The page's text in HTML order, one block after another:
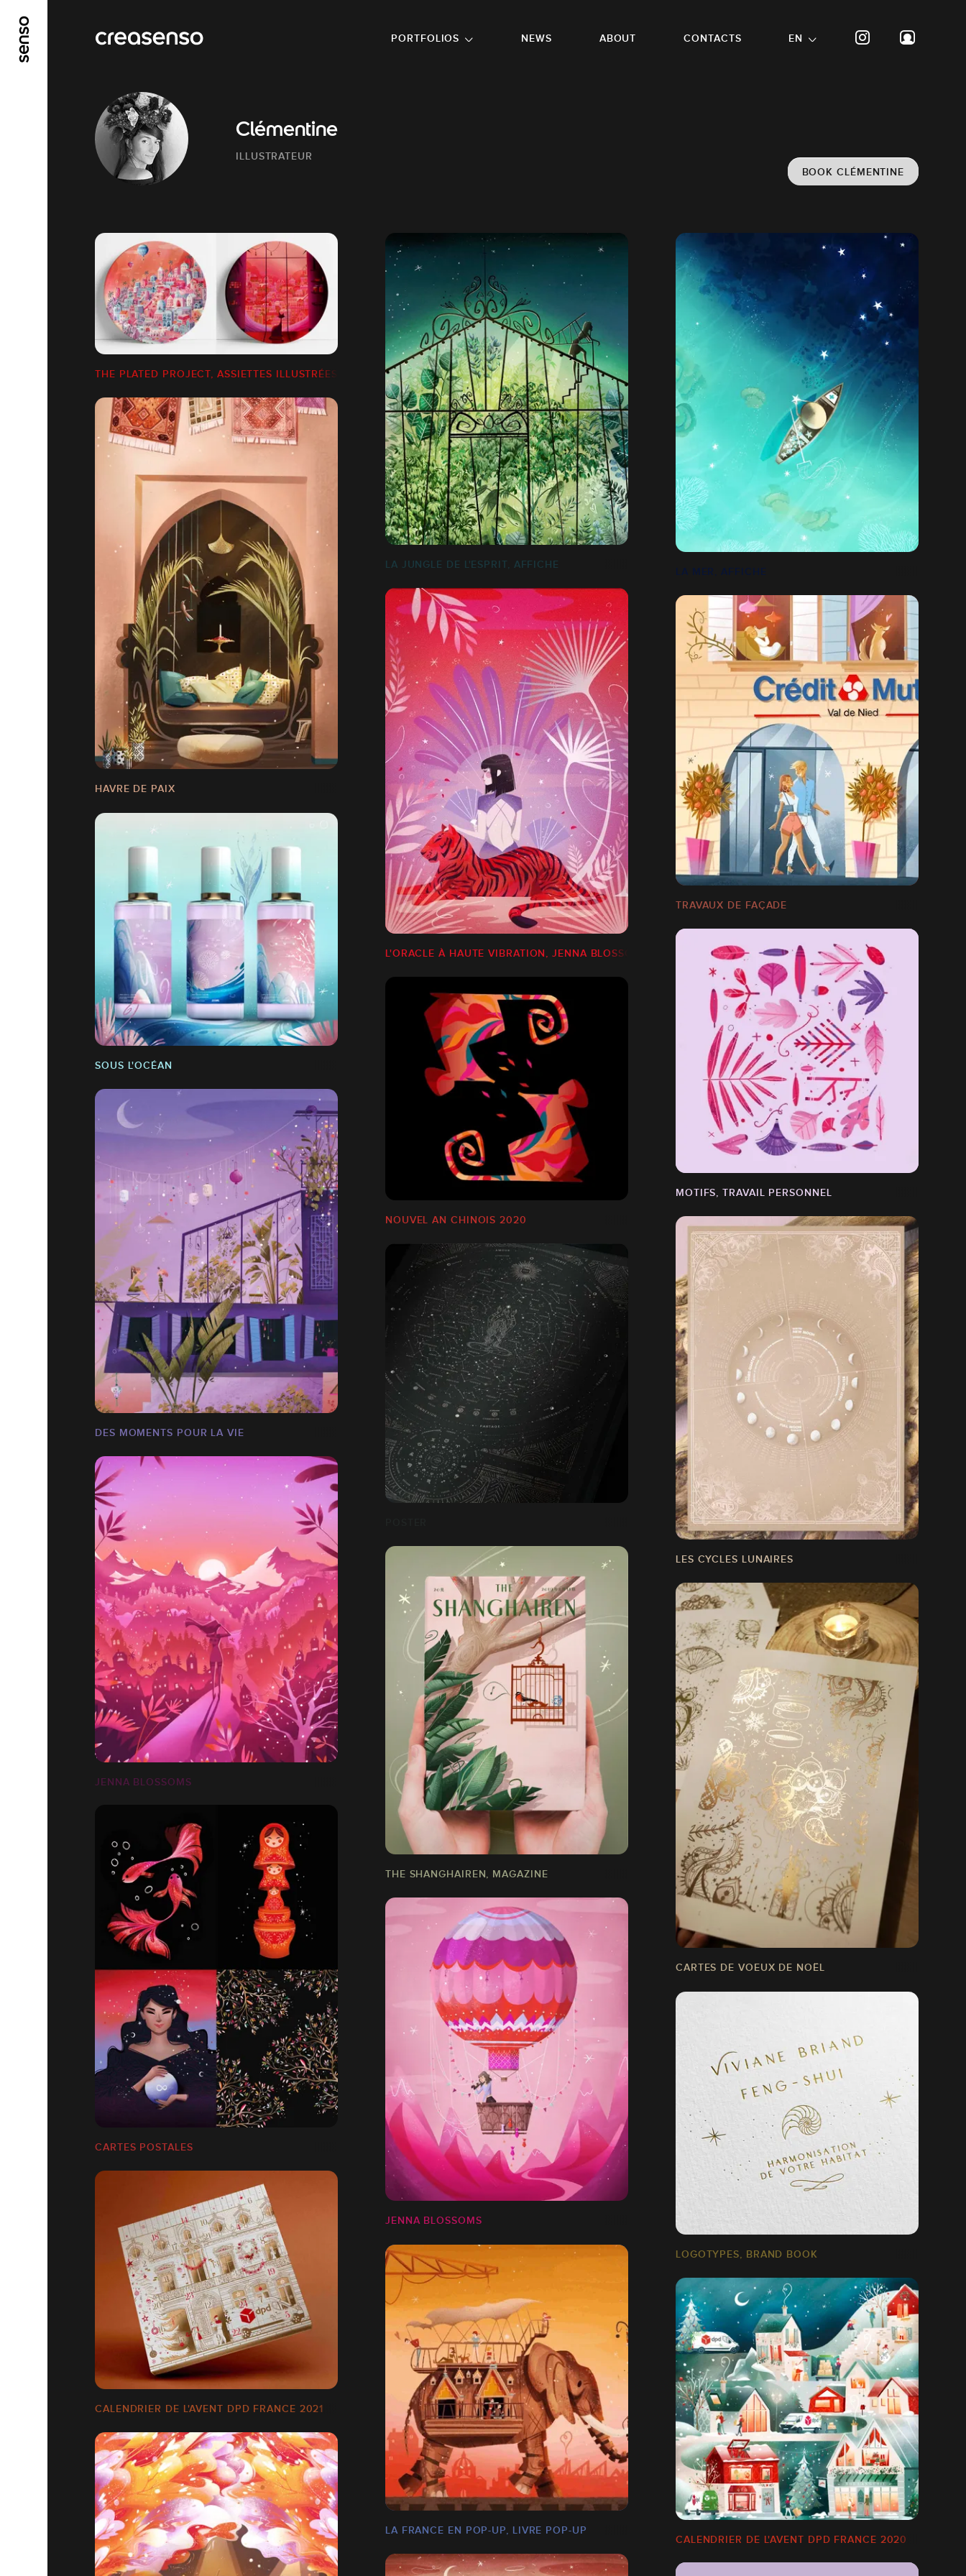
PORTFOLIOS
NEWS ABOUT CONTACTS EN
Clémentine
ILLUSTRATEUR
BOOK CLÉMENTINE
THE PLATED PROJECT, ASSIETTES ILLUSTRÉES
LA JUNGLE DE L'ESPRIT, AFFICHE
LA MER, AFFICHE
HAVRE DE PAIX
L'ORACLE À HAUTE VIBRATION, JENNA BLOSSOMS 2021
TRAVAUX DE FAÇADE
SOUS L'OCÉAN
MOTIFS, TRAVAIL PERSONNEL
NOUVEL AN CHINOIS 2020
DES MOMENTS POUR LA VIE
LES CYCLES LUNAIRES
JENNA BLOSSOMS
THE SHANGHAIREN, MAGAZINE
CARTES DE VOEUX DE NOËL
CARTES POSTALES
JENNA BLOSSOMS
LOGOTYPES, BRAND BOOK
CALENDRIER DE L'AVENT DPD FRANCE 2021
LA FRANCE EN POP-UP, LIVRE POP-UP
CALENDRIER DE L'AVENT DPD FRANCE 2020